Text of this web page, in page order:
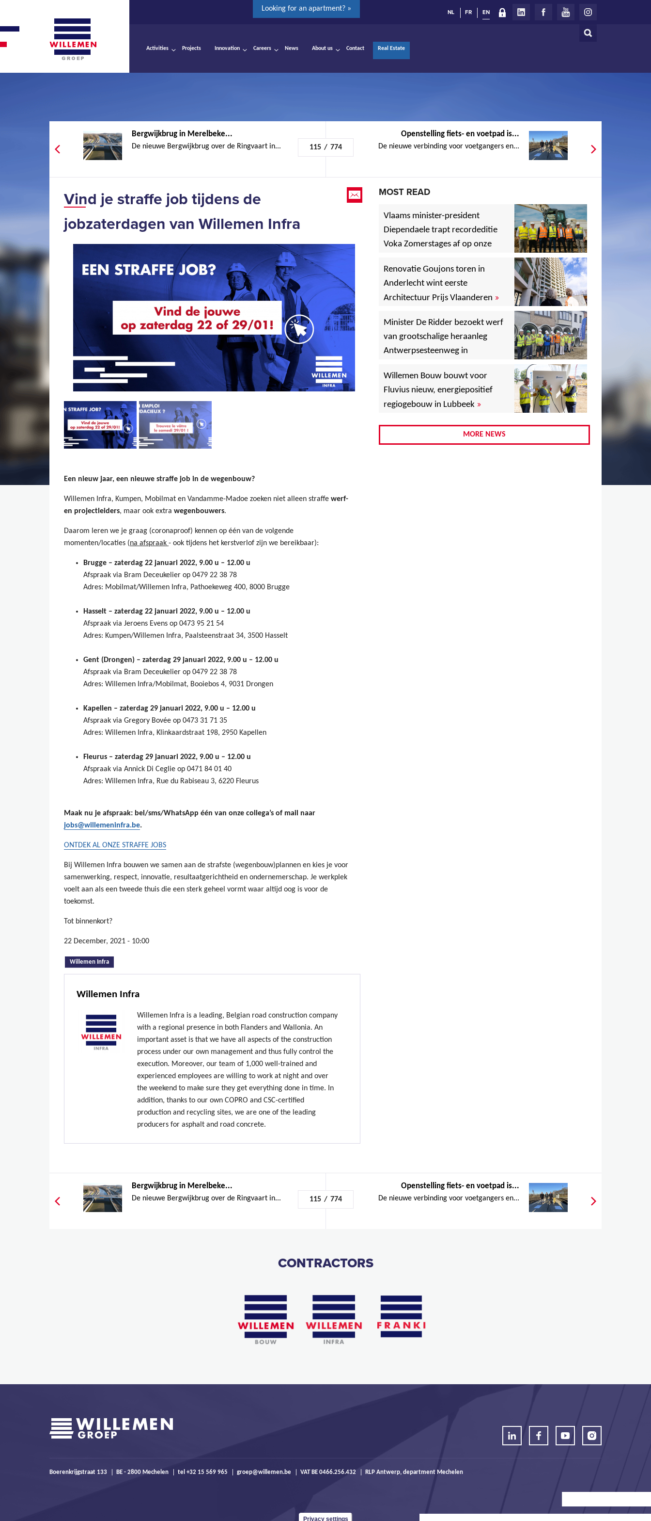
Looking for an apartment? »
Search
NL FR EN
Activities Projects Innovation Careers News About us Contact Real Estate
Bergwijkbrug in Merelbeke...
De nieuwe Bergwijkbrug over de Ringvaart in... 115 / 774
Openstelling fiets- en voetpad is...
De nieuwe verbinding voor voetgangers en...
Vind je straffe job tijdens de
jobzaterdagen van Willemen Infra
Een nieuw jaar, een nieuwe straffe job in de wegenbouw?
Willemen Infra, Kumpen, Mobilmat en Vandamme-Madoe zoeken niet alleen straffe werf-
en projectleiders, maar ook extra wegenbouwers.
Daarom leren we je graag (coronaproof) kennen op één van de volgende
momenten/locaties (na afspraak - ook tijdens het kerstverlof zijn we bereikbaar):
Brugge – zaterdag 22 januari 2022, 9.00 u – 12.00 u
Afspraak via Bram Deceukelier op 0479 22 38 78
Adres: Mobilmat/Willemen Infra, Pathoekeweg 400, 8000 Brugge
Hasselt – zaterdag 22 januari 2022, 9.00 u – 12.00 u
Afspraak via Jeroens Evens op 0473 95 21 54
Adres: Kumpen/Willemen Infra, Paalsteenstraat 34, 3500 Hasselt
Gent (Drongen) – zaterdag 29 januari 2022, 9.00 u – 12.00 u
Afspraak via Bram Deceukelier op 0479 22 38 78
Adres: Willemen Infra/Mobilmat, Booiebos 4, 9031 Drongen
Kapellen – zaterdag 29 januari 2022, 9.00 u – 12.00 u
Afspraak via Gregory Bovée op 0473 31 71 35
Adres: Willemen Infra, Klinkaardstraat 198, 2950 Kapellen
Fleurus – zaterdag 29 januari 2022, 9.00 u – 12.00 u
Afspraak via Annick Di Ceglie op 0471 84 01 40
Adres: Willemen Infra, Rue du Rabiseau 3, 6220 Fleurus
Maak nu je afspraak: bel/sms/WhatsApp één van onze collega’s of mail naar
jobs@willemeninfra.be.
ONTDEK AL ONZE STRAFFE JOBS
Bij Willemen Infra bouwen we samen aan de strafste (wegenbouw)plannen en kies je voor
samenwerking, respect, innovatie, resultaatgerichtheid en ondernemerschap. Je werkplek
voelt aan als een tweede thuis die een sterk geheel vormt waar altijd oog is voor de
toekomst.
Tot binnenkort?
22 December, 2021 - 10:00
Willemen Infra
Willemen Infra
Willemen Infra is a leading, Belgian road construction company
with a regional presence in both Flanders and Wallonia. An
important asset is that we have all aspects of the construction
process under our own management and thus fully control the
execution. Moreover, our team of 1,000 well-trained and
experienced employees are willing to work at night and over
the weekend to make sure they get everything done in time. In
addition, thanks to our own COPRO and CSC-certified
production and recycling sites, we are one of the leading
producers for asphalt and road concrete.
MOST READ
Vlaams minister-president
Diependaele trapt recordeditie
Voka Zomerstages af op onze
,
,
Renovatie Goujons toren in
Anderlecht wint eerste
Architectuur Prijs Vlaanderen »
, ,
,
Minister De Ridder bezoekt werf
van grootschalige heraanleg
Antwerpsesteenweg in
,
Willemen Bouw bouwt voor
Fluvius nieuw, energiepositief
regiogebouw in Lubbeek »
MORE NEWS
Bergwijkbrug in Merelbeke...
De nieuwe Bergwijkbrug over de Ringvaart in... 115 / 774
Openstelling fiets- en voetpad is...
De nieuwe verbinding voor voetgangers en...
CONTRACTORS
Boerenkrijgstraat 133 BE - 2800 Mechelen tel +32 15 569 965 groep@willemen.be VAT BE 0466.256.432 RLP Antwerp, department Mechelen
Privacy settings